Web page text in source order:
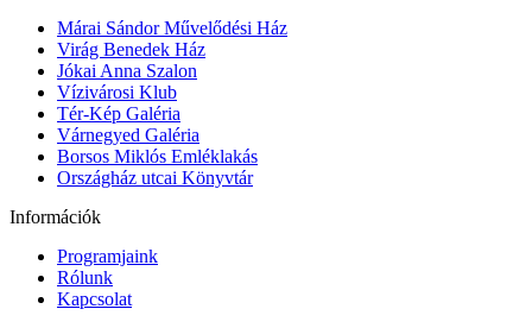
Márai Sándor Művelődési Ház
Virág Benedek Ház
Jókai Anna Szalon
Vízivárosi Klub
Tér-Kép Galéria
Várnegyed Galéria
Borsos Miklós Emléklakás
Országház utcai Könyvtár
Információk
Programjaink
Rólunk
Kapcsolat